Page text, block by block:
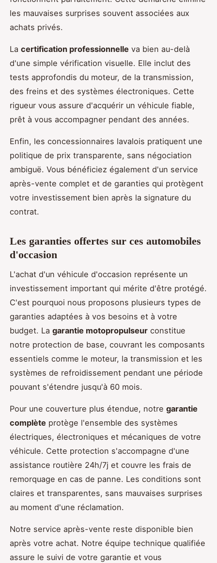
les mauvaises surprises souvent associées aux
achats privés.
La certification professionnelle va bien au-delà
d'une simple vérification visuelle. Elle inclut des
tests approfondis du moteur, de la transmission,
des freins et des systèmes électroniques. Cette
rigueur vous assure d'acquérir un véhicule fiable,
prêt à vous accompagner pendant des années.
Enfin, les concessionnaires lavalois pratiquent une
politique de prix transparente, sans négociation
ambiguë. Vous bénéficiez également d'un service
après-vente complet et de garanties qui protègent
votre investissement bien après la signature du
contrat.
Les garanties offertes sur ces automobiles
d'occasion
L'achat d'un véhicule d'occasion représente un
investissement important qui mérite d'être protégé.
C'est pourquoi nous proposons plusieurs types de
garanties adaptées à vos besoins et à votre
budget. La garantie motopropulseur constitue
notre protection de base, couvrant les composants
essentiels comme le moteur, la transmission et les
systèmes de refroidissement pendant une période
pouvant s'étendre jusqu'à 60 mois.
Pour une couverture plus étendue, notre garantie
complète protège l'ensemble des systèmes
électriques, électroniques et mécaniques de votre
véhicule. Cette protection s'accompagne d'une
assistance routière 24h/7j et couvre les frais de
remorquage en cas de panne. Les conditions sont
claires et transparentes, sans mauvaises surprises
au moment d'une réclamation.
Notre service après-vente reste disponible bien
après votre achat. Notre équipe technique qualifiée
assure le suivi de votre garantie et vous